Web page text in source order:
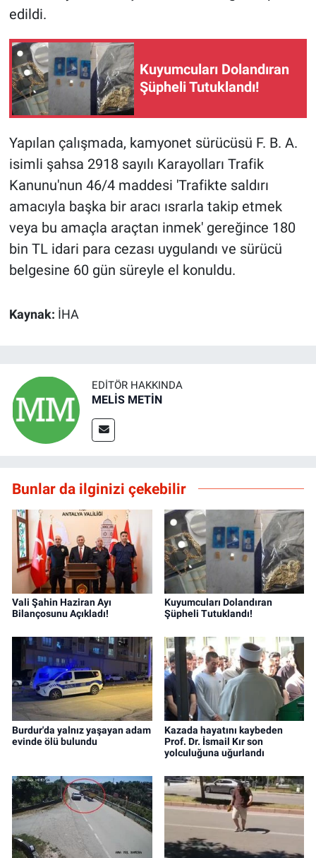
edildi.
Kuyumcuları Dolandıran
Şüpheli Tutuklandı!
Yapılan çalışmada, kamyonet sürücüsü F. B. A.
isimli şahsa 2918 sayılı Karayolları Trafik
Kanunu'nun 46/4 maddesi 'Trafikte saldırı
amacıyla başka bir aracı ısrarla takip etmek
veya bu amaçla araçtan inmek' gereğince 180
bin TL idari para cezası uygulandı ve sürücü
belgesine 60 gün süreyle el konuldu.
Kaynak: İHA
EDITÖR HAKKINDA
MELİS METİN
Bunlar da ilginizi çekebilir
Vali Şahin Haziran Ayı
Bilançosunu Açıkladı!
Kuyumcuları Dolandıran
Şüpheli Tutuklandı!
Burdur'da yalnız yaşayan adam
evinde ölü bulundu
Kazada hayatını kaybeden
Prof. Dr. İsmail Kır son
yolculuğuna uğurlandı